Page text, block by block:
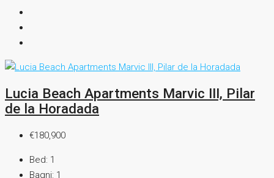
Lucia Beach Apartments Marvic III, Pilar
de la Horadada
€180,900
Bed: 1
Bagni: 1